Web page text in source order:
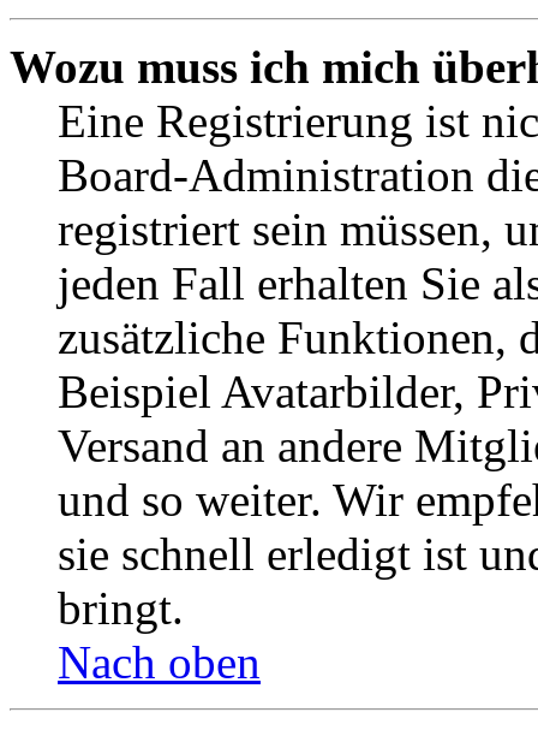
Wozu muss ich mich
Eine Registrierung ist
Board-Administration
registriert sein müssen,
jeden Fall erhalten Sie
zusätzliche Funktionen,
Beispiel Avatarbilder,
Versand an andere
und so weiter. Wir
sie schnell erledigt ist
bringt.
Nach oben